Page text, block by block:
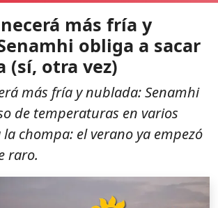
más fría y
obliga a sacar
(sí, otra vez)
más fría y nublada: Senamhi
de temperaturas en varios
chompa: el verano ya empezó
raro.